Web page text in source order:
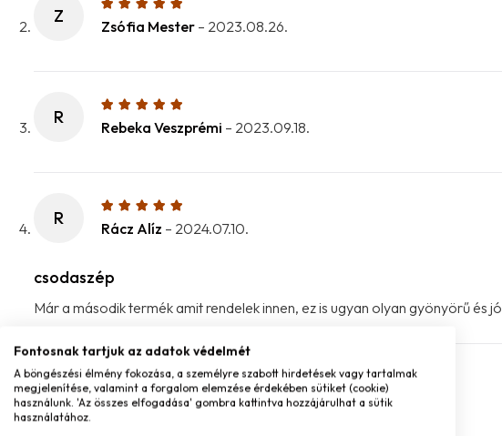
Z
Zsófia Mester – 2023.08.26.
R
Rebeka Veszprémi – 2023.09.18.
R
Rácz Alíz – 2024.07.10.
csodaszép
Már a második termék amit rendelek innen, ez is ugyan olyan gyönyörű és
A
Alíz Rácz–2024.07.15.
Fontosnak tartjuk az adatok védelmét
A böngészési élmény fokozása, a személyre szabott hirdetések vagy tartalmak
megjelenítése, valamint a forgalom elemzése érdekében sütiket (cookie)
használunk. 'Az összes elfogadása' gombra kattintva hozzájárulhat a sütik
használatához.